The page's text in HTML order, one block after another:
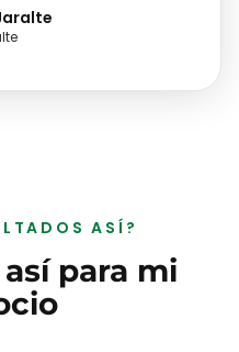
ASÍ?
para mi